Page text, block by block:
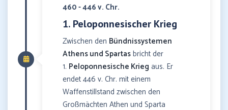
460 - 446 v. Chr.
1. Peloponnesischer Krieg
Zwischen den Bündnissystemen
Athens und Spartasbricht der
1. Peloponnesische Krieg aus. Er
endet 446 v. Chr. mit einem
Waffenstillstand zwischen den
Großmächten Athen und Sparta